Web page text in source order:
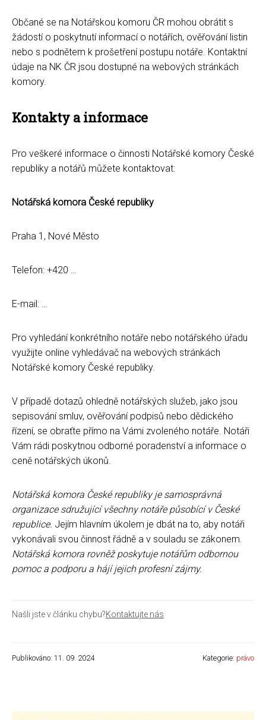
Občané se na Notářskou komoru ČR mohou obrátit s
žádostí o poskytnutí informací o notářích, ověřování listin
nebo s podnětem k prošetření postupu notáře. Kontaktní
údaje na NK ČR jsou dostupné na webových stránkách
komory.
Kontakty a informace
Pro veškeré informace o činnosti Notářské komory České
republiky a notářů můžete kontaktovat:
Notářská komora České republiky
Praha 1, Nové Město
Telefon: +420 …
E-mail: …
Pro vyhledání konkrétního notáře nebo notářského úřadu
využijte online vyhledávač na webových stránkách
Notářské komory České republiky.
V případě dotazů ohledně notářských služeb, jako jsou
sepisování smluv, ověřování podpisů nebo dědického
řízení, se obraťte přímo na Vámi zvoleného notáře. Notáři
Vám rádi poskytnou odborné poradenství a informace o
ceně notářských úkonů.
Notářská komora České republiky je samosprávná
organizace sdružující všechny notáře působící v České
republice. Jejím hlavním úkolem je dbát na to, aby notáři
vykonávali svou činnost řádně a v souladu se zákonem.
Notářská komora rovněž poskytuje notářům odbornou
pomoc a podporu a hájí jejich profesní zájmy.
Našli jste v článku chybu?Kontaktujte nás
Publikováno: 11. 09. 2024 Kategorie: právo